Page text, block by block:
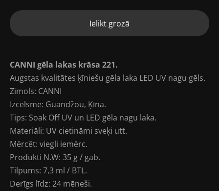
Ielikt grozā
CANNI gēla lakas krāsa 221.
Augstas kvalitātes ķīniešu gēla laka LED UV nagu gēls.
Zīmols: CANNI
Izcelsme: Guandžou, Ķīna.
Tips: Soak Off UV un LED gēla nagu laka.
Materiāli: UV cietināmi sveķi utt.
Mērcēt: viegli iemērc.
Produkti N.W: 35 g / gab.
Tilpums: 7,3 ml / BTL.
Derīgs līdz: 24 mēneši.